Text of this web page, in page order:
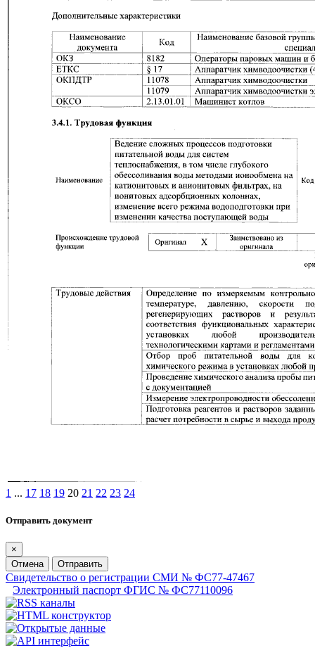
1 ... 17 18 19 20 21 22 23 24
Отправить документ
×
Отмена
Отправить
Свидетельство о регистрации СМИ № ФС77-47467
Электронный паспорт ФГИС № ФС77110096